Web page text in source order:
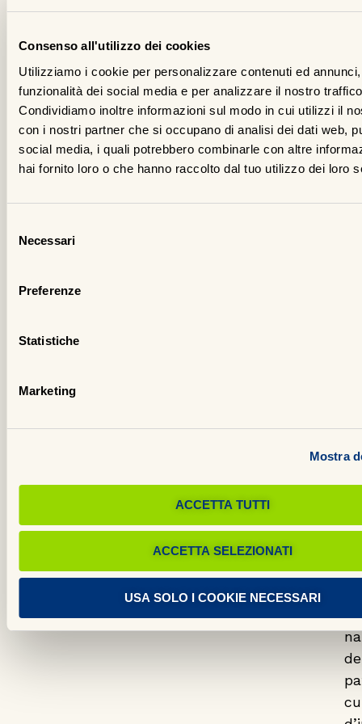
Consenso all'utilizzo dei cookies
Utilizziamo i cookie per personalizzare contenuti ed
funzionalità dei social media e per analizzare il nostro
Condividiamo inoltre informazioni sul modo in cui utilizzi il
con i nostri partner che si occupano di analisi dei dati web,
social media, i quali potrebbero combinarle con altre
hai fornito loro o che hanno raccolto dal tuo utilizzo dei loro
delNecessari
Preferenze
Statistiche
Marketing
Mostra
ACCETTA TUTTI
ACCETTA SELEZIONATI
USA SOLO I COOKIE NECESSARI
di
e